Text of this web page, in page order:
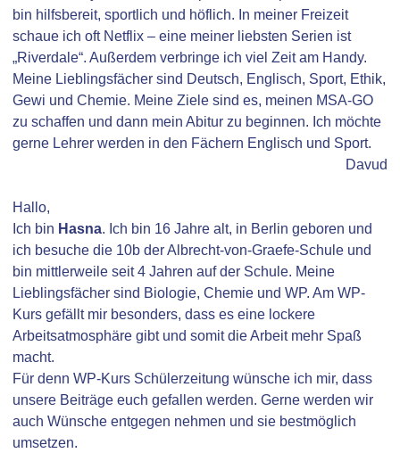
bin hilfsbereit, sportlich und höflich. In meiner Freizeit
schaue ich oft Netflix – eine meiner liebsten Serien ist
„Riverdale“. Außerdem verbringe ich viel Zeit am Handy.
Meine Lieblingsfächer sind Deutsch, Englisch, Sport, Ethik,
Gewi und Chemie. Meine Ziele sind es, meinen MSA-GO
zu schaffen und dann mein Abitur zu beginnen. Ich möchte
gerne Lehrer werden in den Fächern Englisch und Sport.
Davud
Hallo,
Ich bin Hasna. Ich bin 16 Jahre alt, in Berlin geboren und
ich besuche die 10b der Albrecht-von-Graefe-Schule und
bin mittlerweile seit 4 Jahren auf der Schule. Meine
Lieblingsfächer sind Biologie, Chemie und WP. Am WP-
Kurs gefällt mir besonders, dass es eine lockere
Arbeitsatmosphäre gibt und somit die Arbeit mehr Spaß
macht.
Für denn WP-Kurs Schülerzeitung wünsche ich mir, dass
unsere Beiträge euch gefallen werden. Gerne werden wir
auch Wünsche entgegen nehmen und sie bestmöglich
umsetzen.